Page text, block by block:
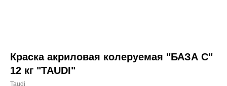
Краска акриловая колеруемая "БАЗА С"
12 кг "TAUDI"
Taudi